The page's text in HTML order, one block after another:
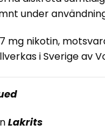
under
7 mg nikotin,
i Sverige av
Lakrits